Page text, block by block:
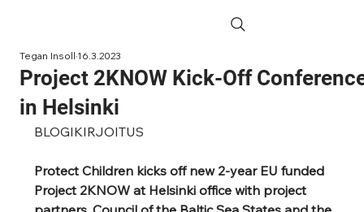
Project 2KNOW Kick-Off
in Helsinki
Tegan Insoll16.3.2023
BLOGIKIRJOITUS
Protect Children kicks off new 2-year EU funded
Project 2KNOW at Helsinki office with project